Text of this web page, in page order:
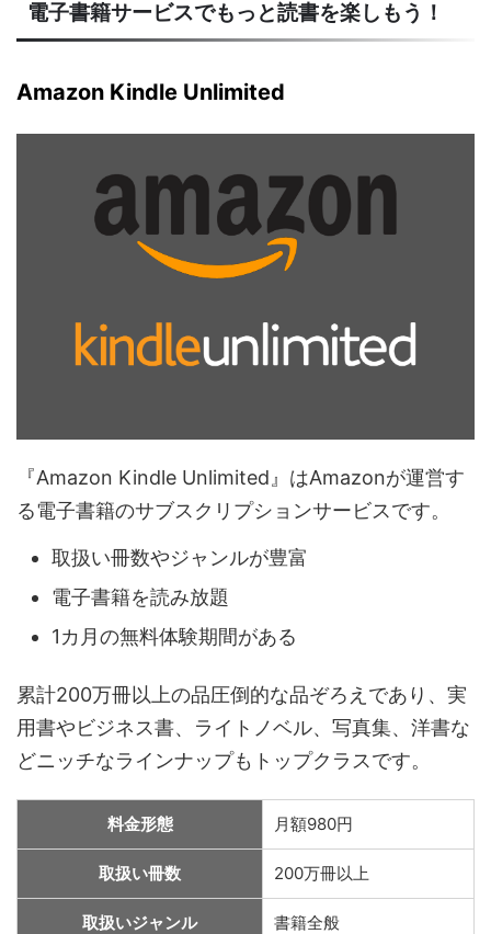
電子書籍サービスでもっと読書を楽しもう！
Amazon Kindle Unlimited
『Amazon Kindle Unlimited』はAmazonが運営す
る電子書籍のサブスクリプションサービスです。
取扱い冊数やジャンルが豊富
電子書籍を読み放題
1カ月の無料体験期間がある
累計200万冊以上の品圧倒的な品ぞろえであり、実
用書やビジネス書、ライトノベル、写真集、洋書な
どニッチなラインナップもトップクラスです。
料金形態 月額980円
取扱い冊数 200万冊以上
取扱いジャンル 書籍全般